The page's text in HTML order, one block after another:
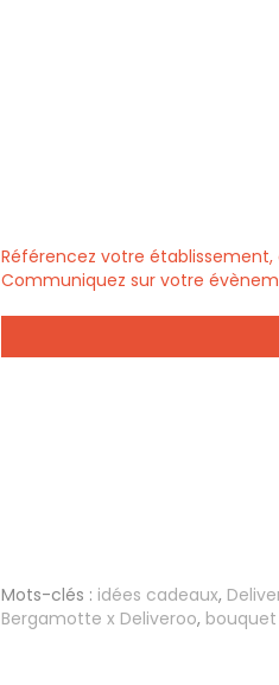
Référencez votre établissement,
Communiquez sur votre
Mots-clés : idées cadeaux,
Bergamotte x Deliveroo,